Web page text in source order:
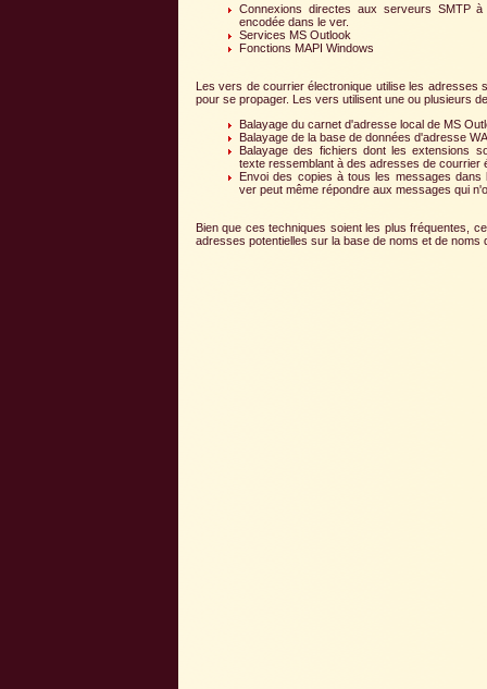
Connexions directes aux serveurs SMTP à
encodée dans le ver.
Services MS Outlook
Fonctions MAPI Windows
Les vers de courrier électronique utilise les adresses
pour se propager. Les vers utilisent une ou plusieurs
Balayage du carnet d'adresse local de MS
Balayage de la base de données d'adresse
Balayage des fichiers dont les extensions
texte ressemblant à des adresses de courrier
Envoi des copies à tous les messages
ver peut même répondre aux messages qui
Bien que ces techniques soient les plus fréquentes,
adresses potentielles sur la base de noms et de noms